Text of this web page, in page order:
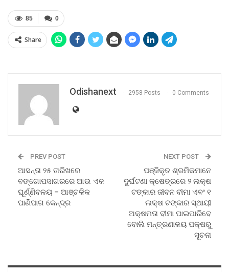
0
85
Share
Odishanext 2958 Posts 0 Comments
PREV POST
ଆସନ୍ତା ୨୫ ତାରିଖରେ
ବଙ୍ଗୋପସାଗରରେ ଆଉ ଏକ
ଘୂର୍ଣ୍ଣିବଳୟ – ଆଞ୍ଚଳିକ
ପାଣିପାଗ କେନ୍ଦ୍ର
NEXT POST
ପଞ୍ଜିକୃତ ଶ୍ରମିକମାନେ
ଦୁର୍ଘଟଣା କ୍ଷେତ୍ରରେ ୨ ଲକ୍ଷ
ଟଙ୍କାର ଜୀବନ ବୀମା ଏବଂ ୧
ଲକ୍ଷ ଟଙ୍କାର ସ୍ଥାୟୀ
ଅକ୍ଷମତା ବୀମା ପାଇପାରିବେ
ବୋଲି ମନ୍ତ୍ରଣାଳୟ ପକ୍ଷରୁ
ସୂଚନା